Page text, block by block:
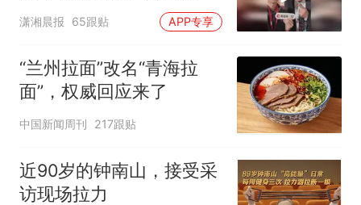
包，向中国粉丝问好
潇湘晨报 65跟贴 APP专享
“兰州拉面”改名“青海拉
面”，权威回应来了
中国新闻周刊 217跟贴
近90岁的钟南山，接受采
访现场拉力